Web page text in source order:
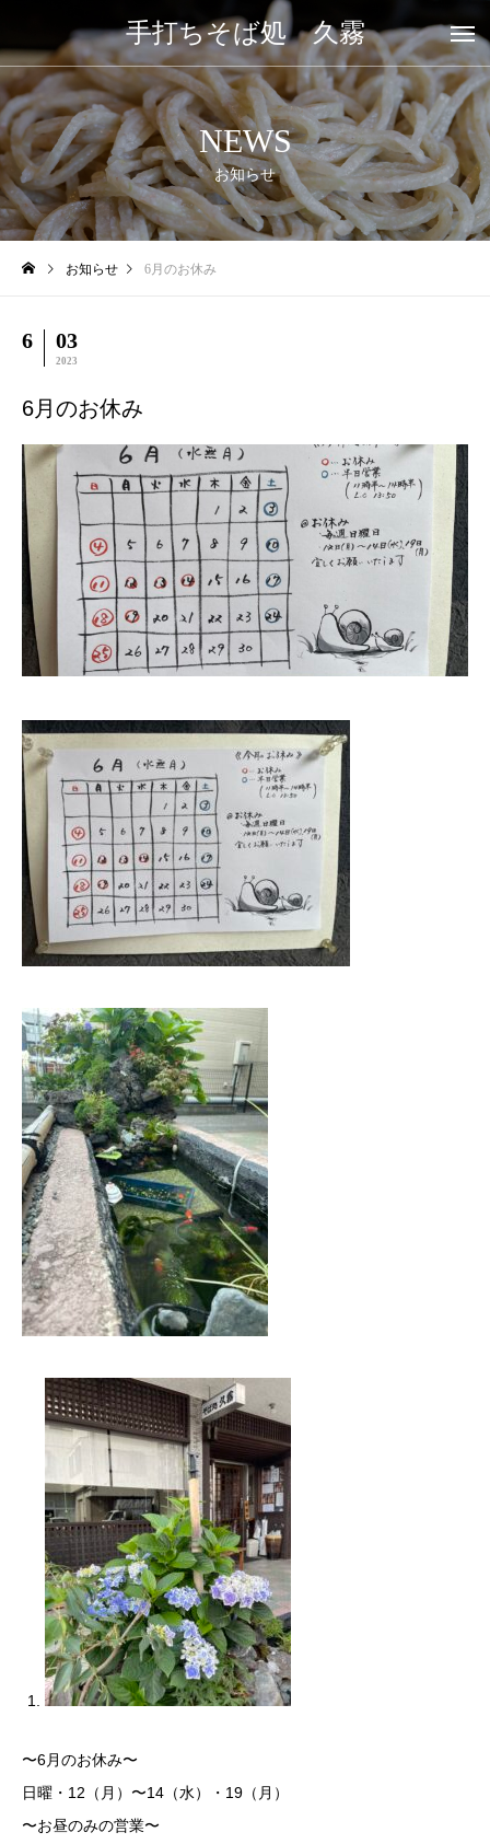
手打ちそば処 久霧
NEWS
お知らせ
お知らせ 6月のお休み
6 03
2023
6月のお休み
〜6月のお休み〜
日曜・12（月）〜14（水）・19（月）
〜お昼のみの営業〜